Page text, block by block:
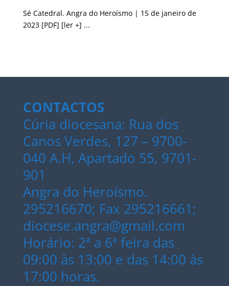
Sé Catedral. Angra do Heroísmo | 15 de janeiro de
2023 [PDF] [ler +] ...
CONTACTOS
Cúria diocesana: Rua dos
Canos Verdes, 127 – 9700-
040 A.H, Apartado 55, 9701-
901
Angra do Heroísmo.
295216670; Fax 295216661;
diocese.angra@gmail.com
Horário: 2ª a 6ª feira das
09:00 às 13:00 e das 14:00 às
17:00 horas.